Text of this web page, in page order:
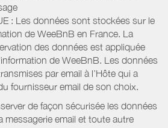
: Les données sont stockées sur le
de WeeBnB en France. La
des données est appliquée
de WeeBnB. Les données
par email à l’Hôte qui a
fournisseur email de son choix.
de façon sécurisée les données
messagerie email et toute autre